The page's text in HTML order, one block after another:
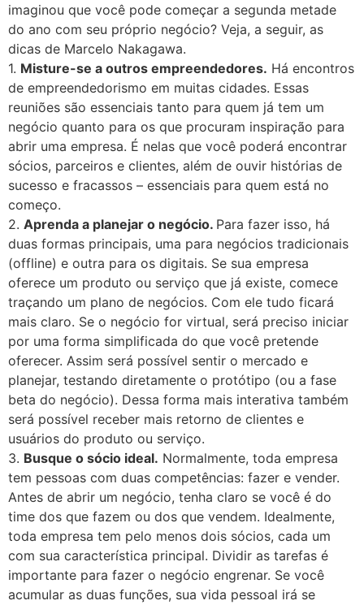
imaginou que você pode começar a segunda metade
do ano com seu próprio negócio? Veja, a seguir, as
dicas de Marcelo Nakagawa.
1. Misture-se a outros empreendedores. Há encontros
de empreendedorismo em muitas cidades. Essas
reuniões são essenciais tanto para quem já tem um
negócio quanto para os que procuram inspiração para
abrir uma empresa. É nelas que você poderá encontrar
sócios, parceiros e clientes, além de ouvir histórias de
sucesso e fracassos – essenciais para quem está no
começo.
2. Aprenda a planejar o negócio. Para fazer isso, há
duas formas principais, uma para negócios tradicionais
(offline) e outra para os digitais. Se sua empresa
oferece um produto ou serviço que já existe, comece
traçando um plano de negócios. Com ele tudo ficará
mais claro. Se o negócio for virtual, será preciso iniciar
por uma forma simplificada do que você pretende
oferecer. Assim será possível sentir o mercado e
planejar, testando diretamente o protótipo (ou a fase
beta do negócio). Dessa forma mais interativa também
será possível receber mais retorno de clientes e
usuários do produto ou serviço.
3. Busque o sócio ideal. Normalmente, toda empresa
tem pessoas com duas competências: fazer e vender.
Antes de abrir um negócio, tenha claro se você é do
time dos que fazem ou dos que vendem. Idealmente,
toda empresa tem pelo menos dois sócios, cada um
com sua característica principal. Dividir as tarefas é
importante para fazer o negócio engrenar. Se você
acumular as duas funções, sua vida pessoal irá se